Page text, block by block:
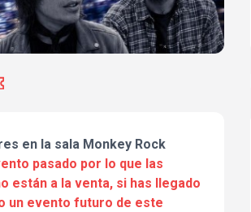
en la sala Monkey Rock
pasado por lo que las
están a la venta, si has llegado
un evento futuro de este